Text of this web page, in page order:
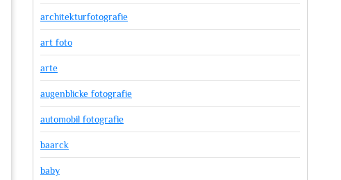
architekturfotografie
art foto
arte
augenblicke fotografie
automobil fotografie
baarck
baby